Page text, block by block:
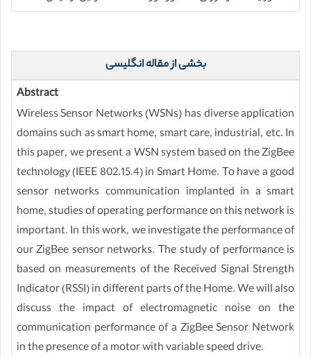
بخشی از مقاله انگلیسی
Abstract
Wireless Sensor Networks (WSNs) has diverse application
domains such as smart home, smart care, industrial, etc. In
this paper, we present a WSN system based on the ZigBee
technology (IEEE 802.15.4) in Smart Home. To have a good
sensor networks communication implanted in a smart
home, studies of operating performance on this network is
important. In this work, we investigate the performance of
our ZigBee sensor networks. The study of performance is
based on measurements of the Received Signal Strength
Indicator (RSSI) in different parts of the Home. We will also
discuss the impact of electromagnetic noise on the
communication performance of a ZigBee Sensor Network
in the presence of a motor with variable speed drive.